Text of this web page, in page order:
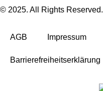
© 2025. All Rights Reserved.
AGB Impressum
Barrierefreiheitserklärung